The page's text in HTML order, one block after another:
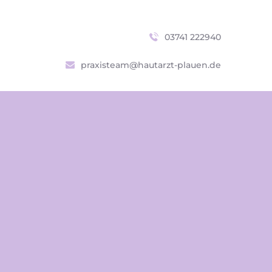
03741 222940
praxisteam@hautarzt-plauen.de